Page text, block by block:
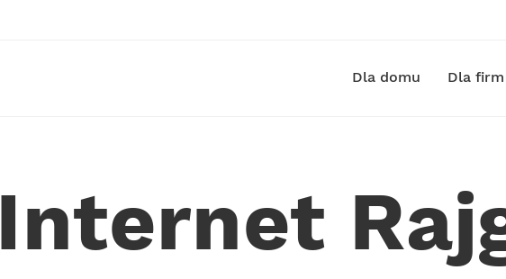
Dla domu Dla firm
Internet